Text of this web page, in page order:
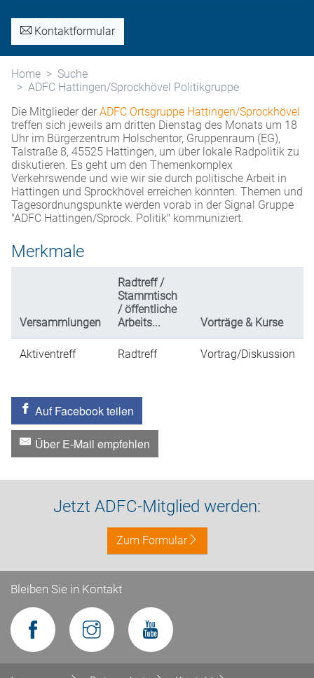
Kontaktformular
Home
Suche
ADFC Hattingen/Sprockhövel Politikgruppe
Die Mitglieder der ADFC Ortsgruppe Hattingen/Sprockhövel
treffen sich jeweils am dritten Dienstag des Monats um 18
Uhr im Bürgerzentrum Holschentor, Gruppenraum (EG),
Talstraße 8, 45525 Hattingen, um über lokale Radpolitik zu
diskutieren. Es geht um den Themenkomplex
Verkehrswende und wie wir sie durch politische Arbeit in
Hattingen und Sprockhövel erreichen könnten. Themen und
Tagesordnungspunkte werden vorab in der Signal Gruppe
"ADFC Hattingen/Sprock. Politik" kommuniziert.
Merkmale
Versammlungen
Radtreff /
Stammtisch
/ öffentliche
Arbeits...
Vorträge & Kurse
Aktiventreff Radtreff Vortrag/Diskussion
Auf Facebook teilen
Über E-Mail empfehlen
Jetzt ADFC-Mitglied werden:
Zum Formular
Bleiben Sie in Kontakt